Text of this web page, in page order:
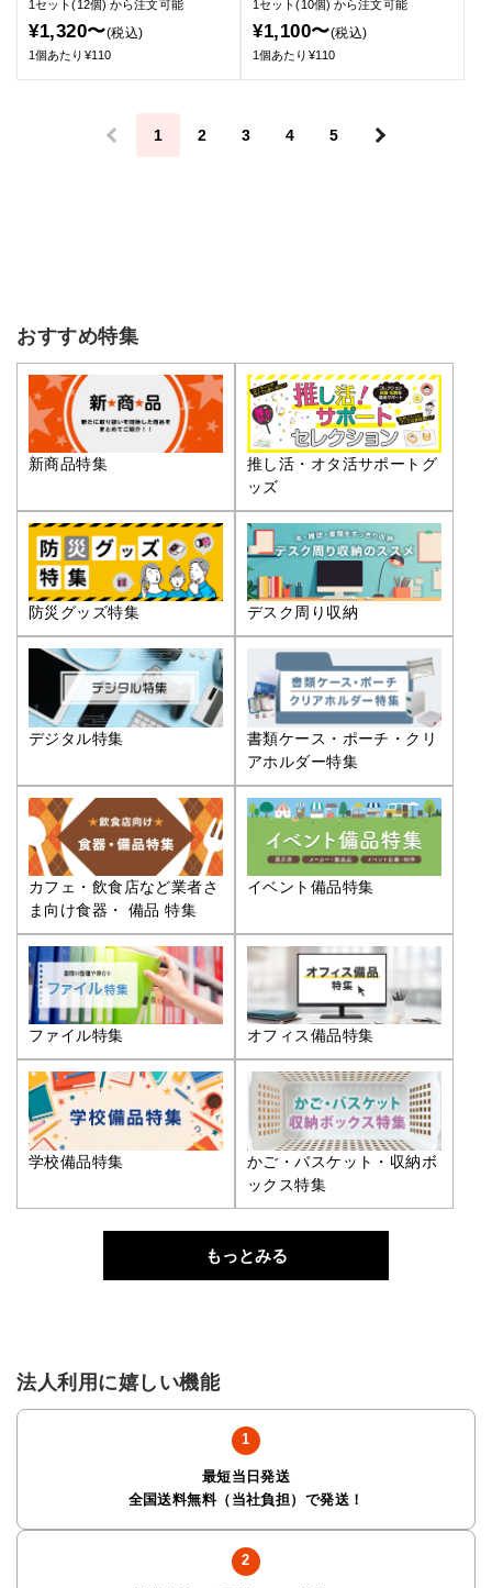
1セット(12個)から注文可能
¥1,320〜(税込)
1個あたり¥110
1セット(10個)から注文可能
¥1,100〜(税込)
1個あたり¥110
＜ 1 2 3 4 5 ＞
おすすめ特集
新商品特集
推し活・オタ活サポートグ
ッズ
防災グッズ特集 デスク周り収納
デジタル特集
書類ケース・ポーチ・クリ
アホルダー特集
カフェ・飲食店など業者さ
ま向け食器・ 備品 特集
イベント備品特集
ファイル特集 オフィス備品特集
学校備品特集
かご・バスケット・収納ボ
ックス特集
もっとみる
法人利用に嬉しい機能
最短当日発送
全国送料無料（当社負担）で発送！